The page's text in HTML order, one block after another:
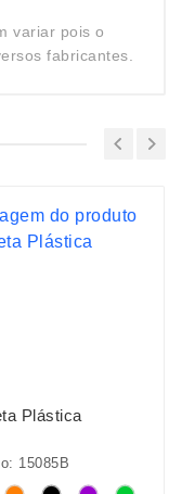
variar pois o
fabricantes.
Plástica
15085B